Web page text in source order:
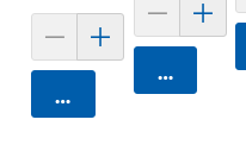
카트에 담기
카트에 담